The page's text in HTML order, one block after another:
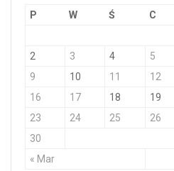
P W Ś C
« Mar
2
3 4 5
9
10 11 12
16
17 18 19
23
24 25 26
30